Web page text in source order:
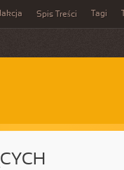
Spis Treści Tagi